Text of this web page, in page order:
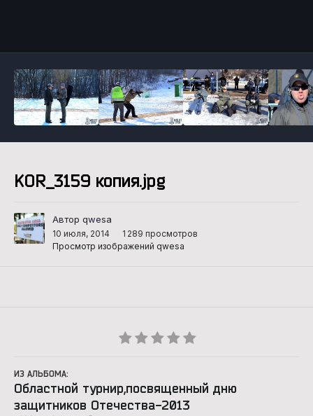
KOR_3159 копия.jpg
Автор qwesa
10 июля, 2014
1 289 просмотров
Просмотр изображений qwesa
ИЗ АЛЬБОМА:
Областной турнир,посвященный дню
защитников Отечества-2013